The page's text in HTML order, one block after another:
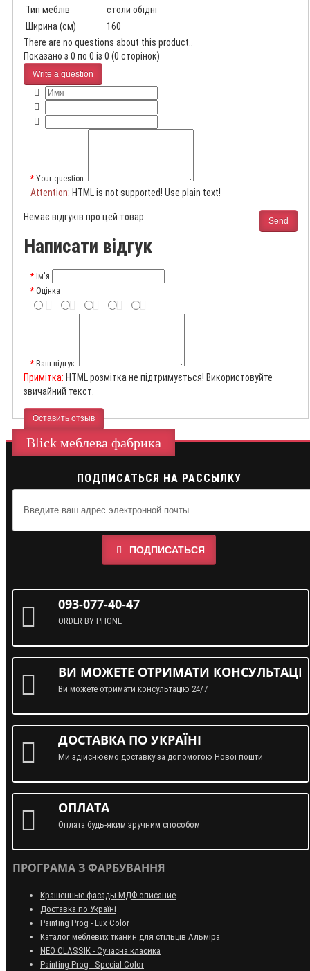
Тип меблів
столи обідні
Ширина (см)
160
There are no questions about this product..
Показано з 0 по 0 із 0 (0 сторінок)
Write a question
Your question:
Attention: HTML is not supported! Use plain text!
Send
Немає відгуків про цей товар.
Написати відгук
ім'я
Оцінка
Ваш відгук:
Примітка: HTML розмітка не підтримується! Використовуйте
звичайний текст.
Оставить отзыв
Blick меблева фабрика
ПОДПИСАТЬСЯ НА РАССЫЛКУ
ПОДПИСАТЬСЯ
093-077-40-47
ORDER BY PHONE
ВИ МОЖЕТЕ ОТРИМАТИ
Ви можете отримати консультацію 24/7
ДОСТАВКА ПО УКРАЇНІ
Ми здійснюємо доставку за допомогою Нової пошти
ОПЛАТА
Оплата будь-яким зручним способом
ПРОГРАМА З ФАРБУВАННЯ
Крашенные фасады МДФ описание
Доставка по Україні
Painting Prog - Lux Color
Каталог меблевих тканин для стільців Альміра
NEO CLASSIK - Сучасна класика
Painting Prog - Special Color